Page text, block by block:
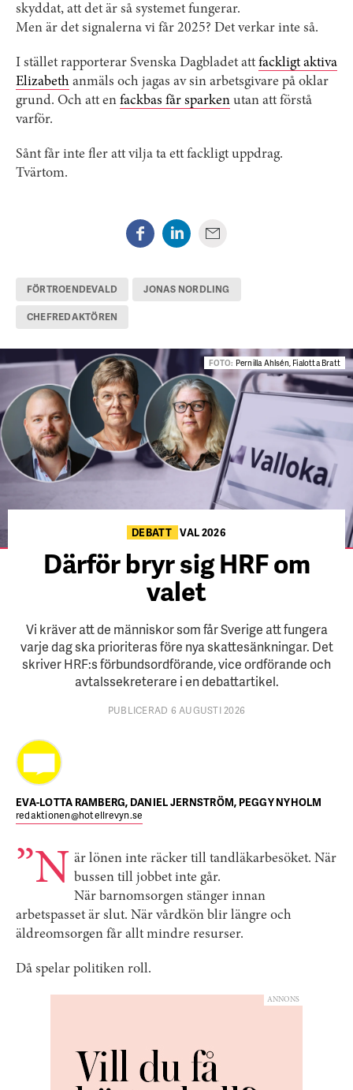
skyddat, att det är så systemet fungerar.
Men är det signalerna vi får 2025? Det verkar inte så.
I stället rapporterar Svenska Dagbladet att fackligt aktiva
Elizabeth anmäls och jagas av sin arbetsgivare på oklar
grund. Och att en fackbas får sparken utan att förstå
varför.
Sånt får inte fler att vilja ta ett fackligt uppdrag.
Tvärtom.
FÖRTROENDEVALD JONAS NORDLING
CHEFREDAKTÖREN
FOTO: Pernilla Ahlsén, Fialotta Bratt
DEBATT VAL 2026
Därför bryr sig HRF om
valet
Vi kräver att de människor som får Sverige att fungera
varje dag ska prioriteras före nya skattesänkningar. Det
skriver HRF:s förbundsordförande, vice ordförande och
avtalssekreterare i en debattartikel.
PUBLICERAD 6 AUGUSTI 2026
EVA-LOTTA RAMBERG, DANIEL JERNSTRÖM, PEGGY NYHOLM
redaktionen@hotellrevyn.se
”N
är lönen inte räcker till tandläkarbesöket. När
bussen till jobbet inte går.
När barnomsorgen stänger innan
arbetspasset är slut. När vårdkön blir längre och
äldreomsorgen får allt mindre resurser.
Då spelar politiken roll.
ANNONS